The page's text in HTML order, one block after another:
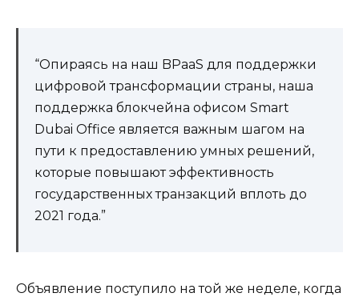
“Опираясь на наш BPaaS для поддержки
цифровой трансформации страны, наша
поддержка блокчейна офисом Smart
Dubai Office является важным шагом на
пути к предоставлению умных решений,
которые повышают эффективность
государственных транзакций вплоть до
2021 года.”
Объявление поступило на той же неделе, когда